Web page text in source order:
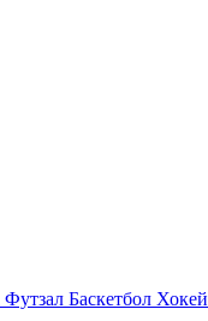
Футзал Баскетбол Хокей